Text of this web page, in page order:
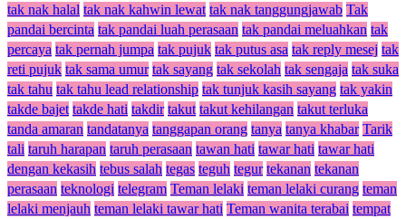
tak nak halal tak nak kahwin lewat tak nak tanggungjawab Tak
pandai bercinta tak pandai luah perasaan tak pandai meluahkan tak
percaya tak pernah jumpa tak pujuk tak putus asa tak reply mesej tak
reti pujuk tak sama umur tak sayang tak sekolah tak sengaja tak suka
tak tahu tak tahu lead relationship tak tunjuk kasih sayang tak yakin
takde bajet takde hati takdir takut takut kehilangan takut terluka
tanda amaran tandatanya tanggapan orang tanya tanya khabar Tarik
tali taruh harapan taruh perasaan tawan hati tawar hati tawar hati
dengan kekasih tebus salah tegas teguh tegur tekanan tekanan
perasaan teknologi telegram Teman lelaki teman lelaki curang teman
lelaki menjauh teman lelaki tawar hati Teman wanita terabai tempat